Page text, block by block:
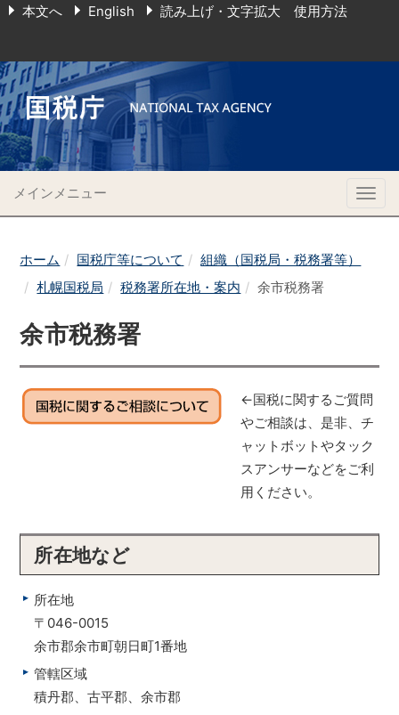
本文へ English 読み上げ・文字拡大 使用方法
メインメニュー
ホーム 国税庁等について
組織（国税局・税務署等）
札幌国税局
税務署所在地・案内 余市税務署
余市税務署
←国税に関するご質問
やご相談は、是非、チ
ャットボットやタック
スアンサーなどをご利
用ください。
所在地など
所在地
〒046-0015
余市郡余市町朝日町1番地
管轄区域
積丹郡、古平郡、余市郡